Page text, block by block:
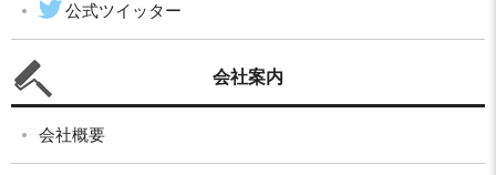
公式ツイッター
会社案内
会社概要